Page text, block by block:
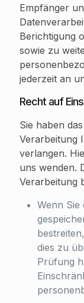
Empfänger
Berichtigung
sowie zu
jederzeit an
Recht auf
Sie haben
Verarbeitung
verlangen.
uns wenden.
Verarbeitung
Wenn Sie
dies zu
Prüfung